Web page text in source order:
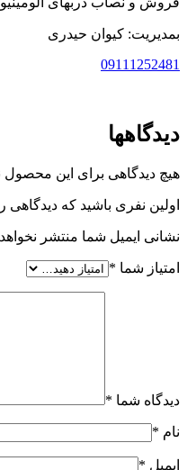
بمدیریت: کیوان حیدری
09111252481
دیدگاهها
هیچ دیدگاهی برای این
اولین نفری باشید که
نشانی ایمیل شما منتشر
امتیاز شما *
دیدگاه شما *
نام *
ایمیل *